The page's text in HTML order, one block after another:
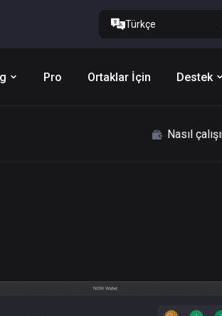
Türkçe
Pro Ortaklar İçin Destek
Nasıl